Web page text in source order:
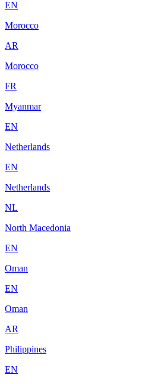
EN
Morocco
AR
Morocco
FR
Myanmar
EN
Netherlands
EN
Netherlands
NL
North Macedonia
EN
Oman
EN
Oman
AR
Philippines
EN